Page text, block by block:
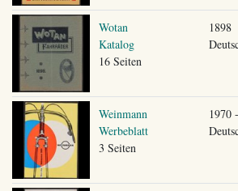
Wotan
Katalog
16 Seiten
1898
Weinmann
Werbeblatt
3 Seiten
1970